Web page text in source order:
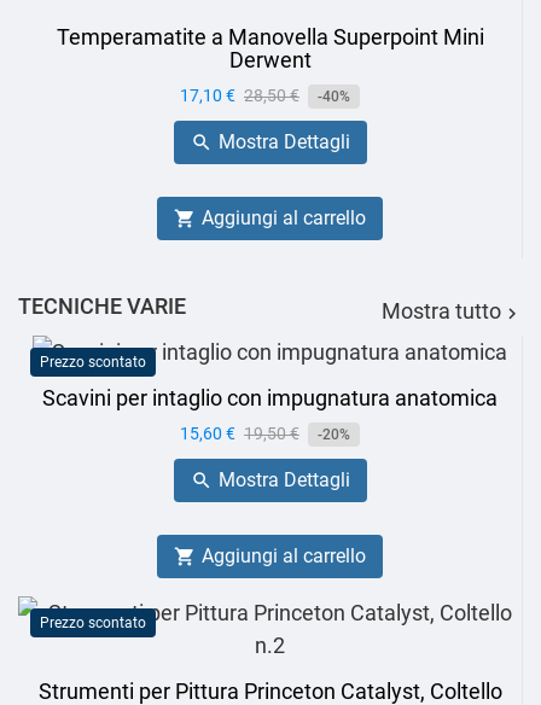
Temperamatite a Manovella Superpoint Mini
Derwent
Prezzo
17,10 € Prezzo
base
28,50 € -40%
 Mostra Dettagli
 Aggiungi al carrello
TECNICHE VARIE Mostra tutto 
Prezzo scontato
Scavini per intaglio con impugnatura anatomica
Prezzo
15,60 € Prezzo
base
19,50 € -20%
 Mostra Dettagli
 Aggiungi al carrello
Prezzo scontato
Strumenti per Pittura Princeton Catalyst, Coltello